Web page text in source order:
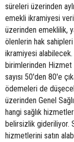
süreleri üzerinden
emekli ikramiyesi
üzerinden emeklilik,
ölenlerin hak
ikramiyesi
birimlerinden Hizmet
sayısı 50'den 80'e
ödemeleri de
üzerinden Genel
hangi sağlık
belirsizlik gideriliyor.
hizmetlerini satın